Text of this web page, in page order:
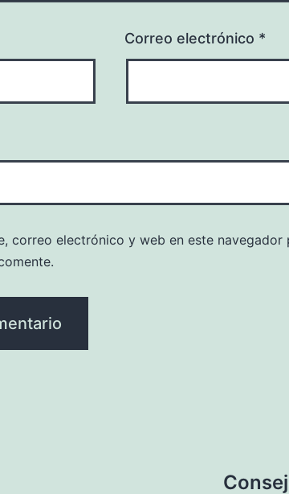
Correo electrónico *
correo electrónico y web en este navegador